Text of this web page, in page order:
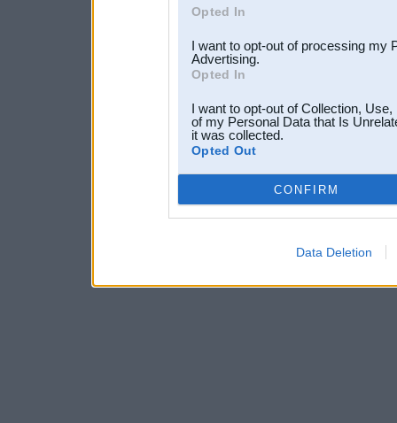
Opted In
I want to opt-out of processing my
Advertising.
Opted In
I want to opt-out of Collection,
of my Personal Data that Is
it was collected.
Opted Out
CONFIRM
Data Deletion